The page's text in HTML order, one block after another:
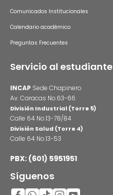
Comunicados Institucionales
Calendario académico
Preguntas Frecuentes
Servicio al estudiante
INCAP Sede Chapinero
Av. Caracas No.63-66
División Industrial (Torre 5)
Calle 64 No.13-78/84
División Salud (Torre 4)
Calle 64 No.13-53
PBX: (601) 5951951
Síguenos